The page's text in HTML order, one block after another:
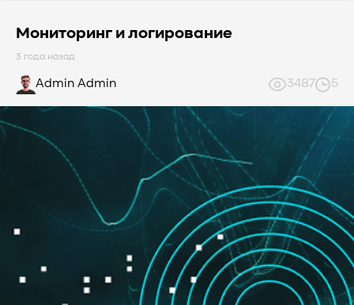
Мониторинг и логирование
3 года назад
Admin Admin 3487 5